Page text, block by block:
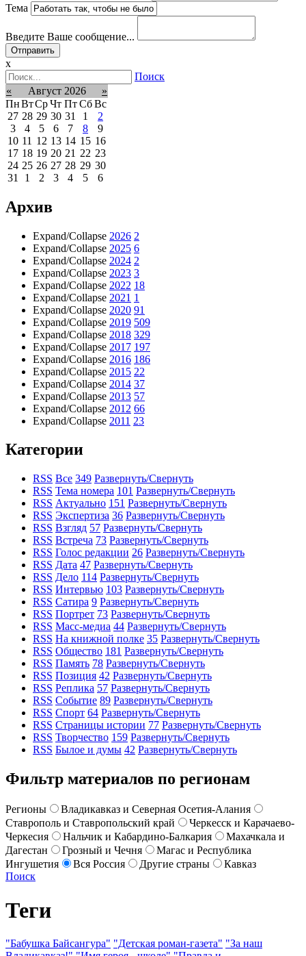
Тема
Введите Ваше сообщение...
x
Поиск
«
Август 2026
»
ПнВтСрЧт Пт Сб Вс
27 28 29 30 31 1
2
3
4 5 6 7 8
9
10 11 12 13 14 15 16
17 18 19 20 21 22 23
24 25 26 27 28 29 30
31
1 2 3 4 5 6
Архив
Expand/Collapse 2026 2
Expand/Collapse 2025 6
Expand/Collapse 2024 2
Expand/Collapse 2023 3
Expand/Collapse 2022 18
Expand/Collapse 2021 1
Expand/Collapse 2020 91
Expand/Collapse 2019 509
Expand/Collapse 2018 329
Expand/Collapse 2017 197
Expand/Collapse 2016 186
Expand/Collapse 2015 22
Expand/Collapse 2014 37
Expand/Collapse 2013 57
Expand/Collapse 2012 66
Expand/Collapse 2011 23
Категории
RSS Все 349 Развернуть/Свернуть
RSS Тема номера 101 Развернуть/Свернуть
RSS Актуально 151 Развернуть/Свернуть
RSS Экспертиза 36 Развернуть/Свернуть
RSS Взгляд 57 Развернуть/Свернуть
RSS Встреча 73 Развернуть/Свернуть
RSS Голос редакции 26 Развернуть/Свернуть
RSS Дата 47 Развернуть/Свернуть
RSS Дело 114 Развернуть/Свернуть
RSS Интервью 103 Развернуть/Свернуть
RSS Сатира 9 Развернуть/Свернуть
RSS Портрет 73 Развернуть/Свернуть
RSS Масс-медиа 44 Развернуть/Свернуть
RSS На книжной полке 35 Развернуть/Свернуть
RSS Общество 181 Развернуть/Свернуть
RSS Память 78 Развернуть/Свернуть
RSS Позиция 42 Развернуть/Свернуть
RSS Реплика 57 Развернуть/Свернуть
RSS Событие 89 Развернуть/Свернуть
RSS Спорт 64 Развернуть/Свернуть
RSS Страницы истории 77 Развернуть/Свернуть
RSS Творчество 159 Развернуть/Свернуть
RSS Былое и думы 42 Развернуть/Свернуть
Фильтр материалов по регионам
Регионы
Владикавказ и Северная Осетия-Алания
Ставрополь и Ставропольский край
Черкесск и Карачаево-
Черкесия
Нальчик и Кабардино-Балкария
Махачкала и
Дагестан
Грозный и Чечня
Магас и Республика
Ингушетия
Вся Россия Другие страны
Кавказ
Поиск
Теги
"Бабушка Байсангура" "Детская роман-газета" "За наш